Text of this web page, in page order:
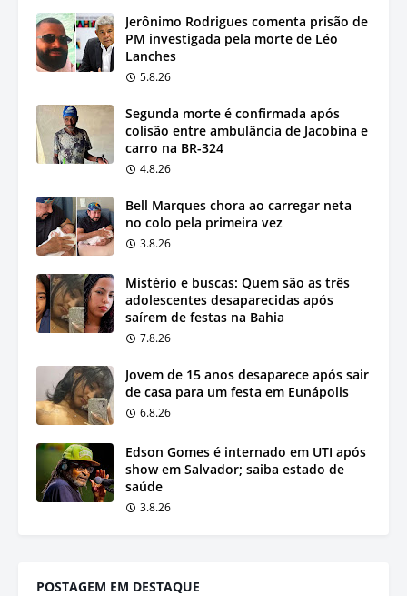
Jerônimo Rodrigues comenta prisão de
PM investigada pela morte de Léo
Lanches
5.8.26
Segunda morte é confirmada após
colisão entre ambulância de Jacobina e
carro na BR-324
4.8.26
Bell Marques chora ao carregar neta
no colo pela primeira vez
3.8.26
Mistério e buscas: Quem são as três
adolescentes desaparecidas após
saírem de festas na Bahia
7.8.26
Jovem de 15 anos desaparece após sair
de casa para um festa em Eunápolis
6.8.26
Edson Gomes é internado em UTI após
show em Salvador; saiba estado de
saúde
3.8.26
POSTAGEM EM DESTAQUE